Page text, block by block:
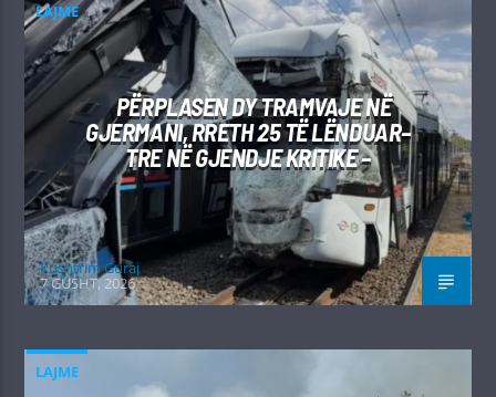
LAJME
PËRPLASEN DY TRAMVAJE NË
GJERMANI, RRETH 25 TË LËNDUAR–
TRE NË GJENDJE KRITIKE –
Kushtrim Guraj
7 GUSHT, 2026
LAJME